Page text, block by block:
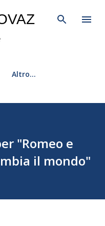
principali
Altro…
"Romeo e
il mondo"